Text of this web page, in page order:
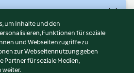
um Inhalte und den
Funktionen für soziale
und Webseitenzugriffe zu
zur Webseitennutzung geben
Partner für soziale Medien,
weiter.